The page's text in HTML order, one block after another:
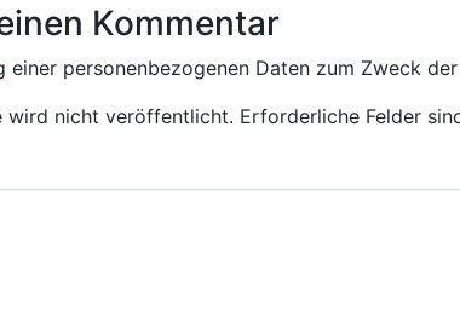
Kommentar
einer personenbezogenen Daten zum Zweck
wird nicht veröffentlicht. Erforderliche Felder